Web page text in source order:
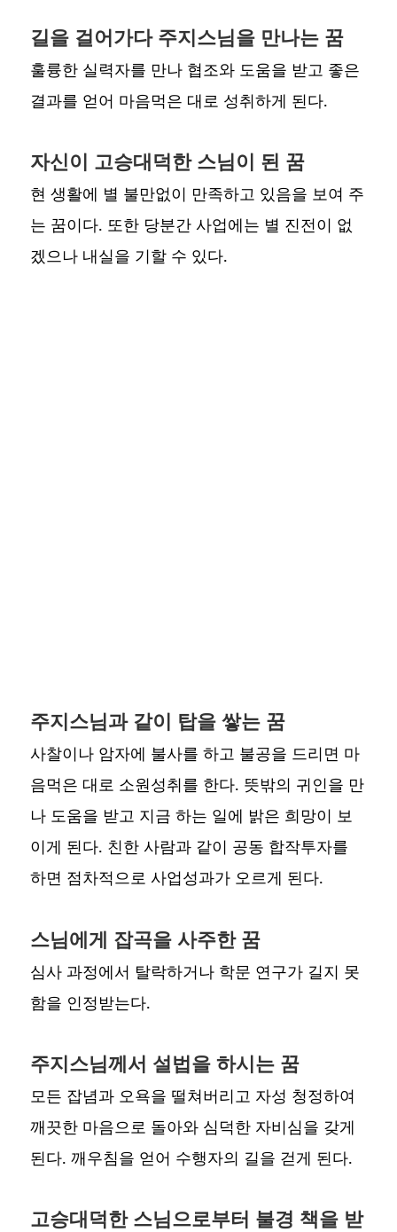
길을 걸어가다 주지스님을 만나는 꿈
훌륭한 실력자를 만나 협조와 도움을 받고 좋은
결과를 얻어 마음먹은 대로 성취하게 된다.
자신이 고승대덕한 스님이 된 꿈
현 생활에 별 불만없이 만족하고 있음을 보여 주
는 꿈이다. 또한 당분간 사업에는 별 진전이 없
겠으나 내실을 기할 수 있다.
주지스님과 같이 탑을 쌓는 꿈
사찰이나 암자에 불사를 하고 불공을 드리면 마
음먹은 대로 소원성취를 한다. 뜻밖의 귀인을 만
나 도움을 받고 지금 하는 일에 밝은 희망이 보
이게 된다. 친한 사람과 같이 공동 합작투자를
하면 점차적으로 사업성과가 오르게 된다.
스님에게 잡곡을 사주한 꿈
심사 과정에서 탈락하거나 학문 연구가 길지 못
함을 인정받는다.
주지스님께서 설법을 하시는 꿈
모든 잡념과 오욕을 떨쳐버리고 자성 청정하여
깨끗한 마음으로 돌아와 심덕한 자비심을 갖게
된다. 깨우침을 얻어 수행자의 길을 걷게 된다.
고승대덕한 스님으로부터 불경 책을 받